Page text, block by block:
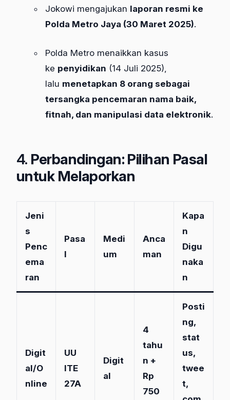
Jokowi mengajukan laporan resmi ke
Polda Metro Jaya (30 Maret 2025).
Polda Metro menaikkan kasus
ke penyidikan (14 Juli 2025),
lalu menetapkan 8 orang sebagai
tersangka pencemaran nama baik,
fitnah, dan manipulasi data elektronik.​
4. Perbandingan: Pilihan Pasal
untuk Melaporkan
Jeni
s
Penc
ema
ran
Pasa
l
Medi
um
Anca
man
Kapa
n
Digu
naka
n
Digit
al/O
nline
UU
ITE
27A
Digit
al
4
tahu
n +
Rp
750
Posti
ng,
stat
us,
twee
t,